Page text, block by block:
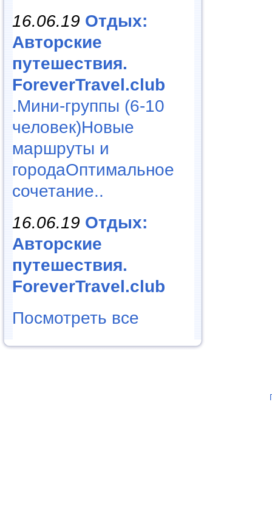
16.06.19 Отдых:
Авторские
путешествия.
ForeverTravel.club
.Мини-группы (6-10
человек)Новые
маршруты и
городаОптимальное
сочетание..
16.06.19 Отдых:
Авторские
путешествия.
ForeverTravel.club
Посмотреть все